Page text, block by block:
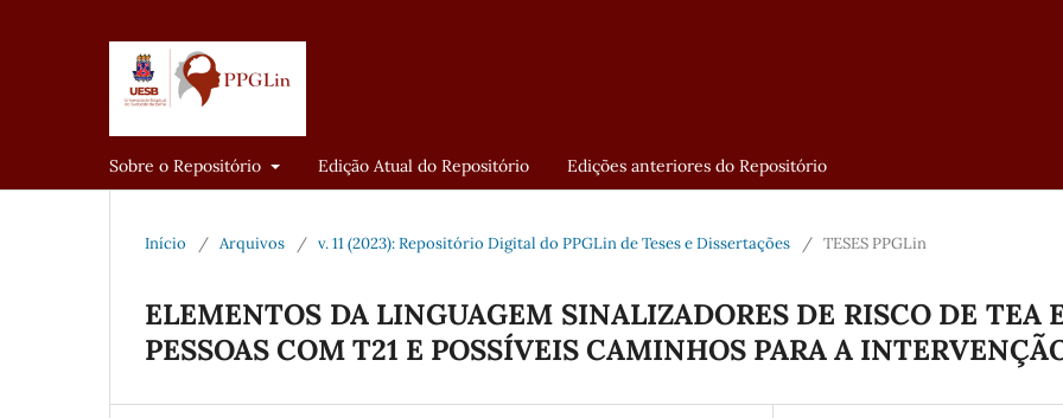
Sobre o Repositório Edição Atual do Repositório Edições anteriores do Repositório
Início / Arquivos / v. 11 (2023): Repositório Digital do PPGLin de Teses e Dissertações / TESES PPGLin
ELEMENTOS DA LINGUAGEM SINALIZADORES DE RISCO DE TEA
PESSOAS COM T21 E POSSÍVEIS CAMINHOS PARA A